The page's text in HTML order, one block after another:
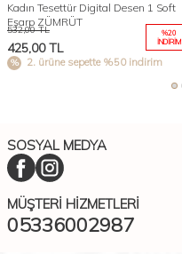
Kadın Tesettür Digital Desen 1 Soft
Eşarp ZÜMRÜT
532,00TL
425,00TL
%20
İNDIRIM
2. ürüne sepette %50 indirim
SOSYAL MEDYA
MÜŞTERI HIZMETLERI
05336002987